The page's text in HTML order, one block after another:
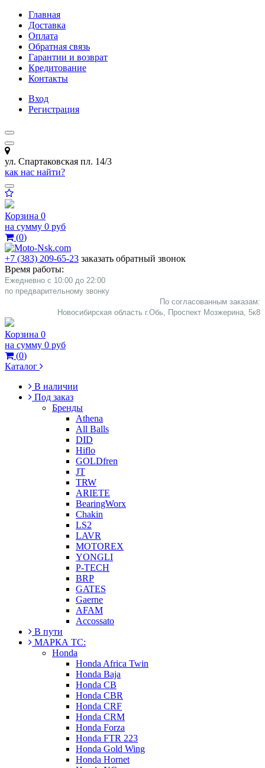
Главная
Доставка
Оплата
Обратная связь
Гарантии и возврат
Кредитование
Контакты
Вход
Регистрация
ул. Спартаковская пл. 14/3
как нас найти?
Корзина 0
на сумму 0 руб
(0)
+7 (383) 209-65-23 заказать обратный звонок
Время работы:
Ежедневно с 10:00 до 22:00
​по предварительному звонку
По согласованным заказам:
Новосибирская область г.Обь, Проспект Мозжерина, 5к8​
Корзина 0
на сумму 0 руб
(0)
Каталог
В наличии
Под заказ
Бренды
Athena
All Balls
DID
Hiflo
GOLDfren
JT
TRW
ARIETE
BearingWorx
Chakin
LS2
LAVR
MOTOREX
YONGLI
P-TECH
BRP
GATES
Gaerne
AFAM
Accossato
В пути
МАРКА ТС:
Honda
Honda Africa Twin
Honda Baja
Honda CB
Honda CBR
Honda CRF
Honda CRM
Honda Forza
Honda FTR 223
Honda Gold Wing
Honda Hornet